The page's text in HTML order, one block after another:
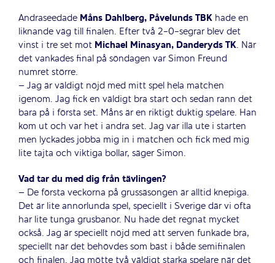
Andraseedade Måns Dahlberg, Påvelunds TBKhade en
liknande väg till finalen. Efter två 2-0-segrar blev det
vinst i tre set mot Michael Minasyan, Danderyds TK. När
det vankades final på söndagen var Simon Freund
numret större.
– Jag är väldigt nöjd med mitt spel hela matchen
igenom. Jag fick en väldigt bra start och sedan rann det
bara på i första set. Måns är en riktigt duktig spelare. Han
kom ut och var het i andra set. Jag var illa ute i starten
men lyckades jobba mig in i matchen och fick med mig
lite tajta och viktiga bollar, säger Simon.
Vad tar du med dig från tävlingen?
– De första veckorna på grussäsongen är alltid knepiga.
Det är lite annorlunda spel, speciellt i Sverige där vi ofta
har lite tunga grusbanor. Nu hade det regnat mycket
också. Jag är speciellt nöjd med att serven funkade bra,
speciellt när det behövdes som bäst i både semifinalen